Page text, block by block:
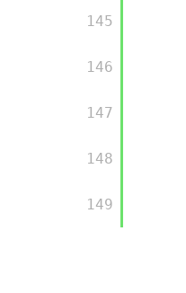
      145
      146
      147
      148
      149